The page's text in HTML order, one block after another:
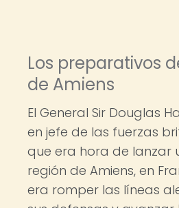
Los preparativos
de Amiens
El General Sir Douglas
en jefe de las fuerzas
que era hora de lanzar
región de Amiens, en
era romper las líneas